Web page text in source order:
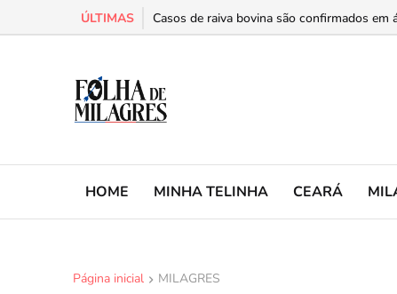
ÚLTIMAS Casos de raiva bovina são confirmados em
Milagres abre exposição “As Faces que
HOME MINHA TELINHA CEARÁ
Página inicial MILAGRES